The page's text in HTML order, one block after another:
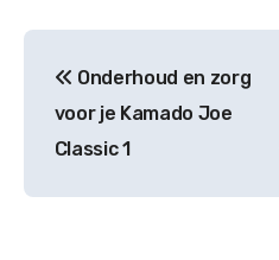
navigation
Onderhoud en zorg
voor je Kamado Joe
Classic 1